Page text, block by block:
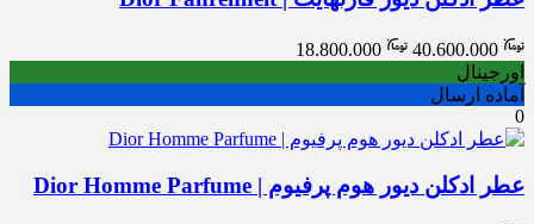
40.600.000
18.800.000
range:
18.800.000
through
40.600.000
اورجینال
آماده ارسال
0
عطر ادکلن دیور هوم پرفیوم | Dior Homme Parfume